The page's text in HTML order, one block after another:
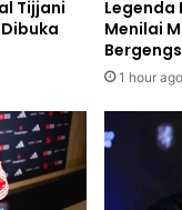
Tijjani
Legenda
Menilai
1 hour ago